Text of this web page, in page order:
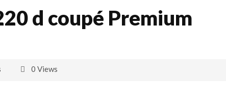
d coupé Premium
0 Views